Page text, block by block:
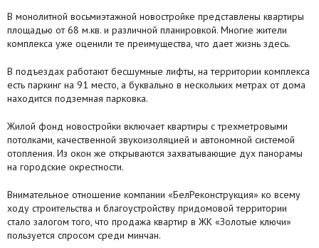
В монолитной восьмиэтажной новостройке представлены квартиры
площадью от 68 м.кв. и различной планировкой. Многие жители
комплекса уже оценили те преимущества, что дает жизнь здесь.
В подъездах работают бесшумные лифты, на территории комплекса
есть паркинг на 91 место, а буквально в нескольких метрах от дома
находится подземная парковка.
Жилой фонд новостройки включает квартиры с трехметровыми
потолками, качественной звукоизоляцией и автономной системой
отопления. Из окон же открываются захватывающие дух панорамы
на городские окрестности.
Внимательное отношение компании «БелРеконструкция» ко всему
ходу строительства и благоустройству придомовой территории
стало залогом того, что продажа квартир в ЖК «Золотые ключи»
пользуется спросом среди минчан.